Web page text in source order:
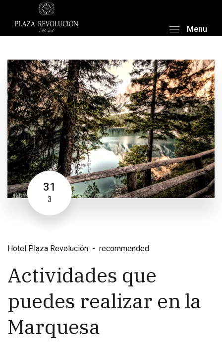
Menu
31
3
Hotel Plaza Revolución recommended
Actividades que
puedes realizar en la
Marquesa